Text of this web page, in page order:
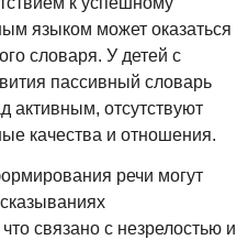
языком может оказаться
словаря. У детей с
пассивный словарь
активным, отсутствуют
качества и отношения.
речи могут
связано с незрелостью и